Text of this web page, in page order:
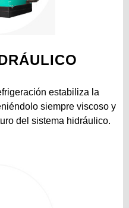
estabiliza la
siempre viscoso y
del sistema hidráulico.